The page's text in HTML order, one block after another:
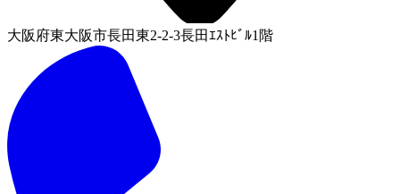
大阪府東大阪市長田東2-2-3長田ｴｽﾄﾋﾞﾙ1階